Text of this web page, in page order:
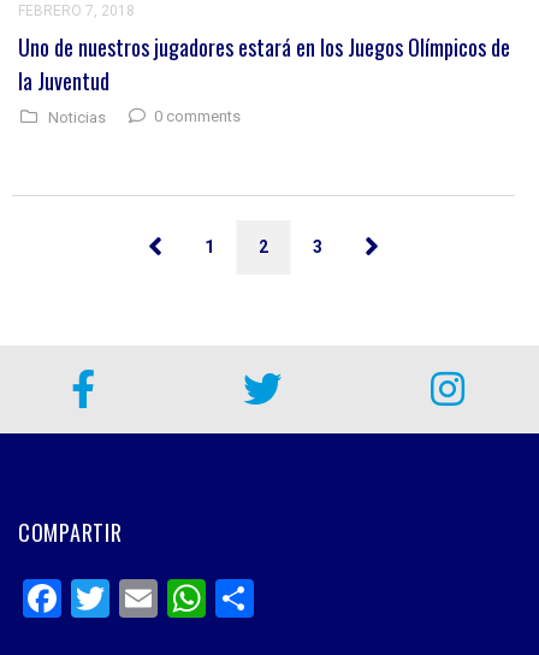
FEBRERO 7, 2018
Uno de nuestros jugadores estará en los Juegos Olímpicos de
la Juventud
Noticias 0 comments
1 2 3
COMPARTIR
Facebook
Twitter
EmailWhatsApp